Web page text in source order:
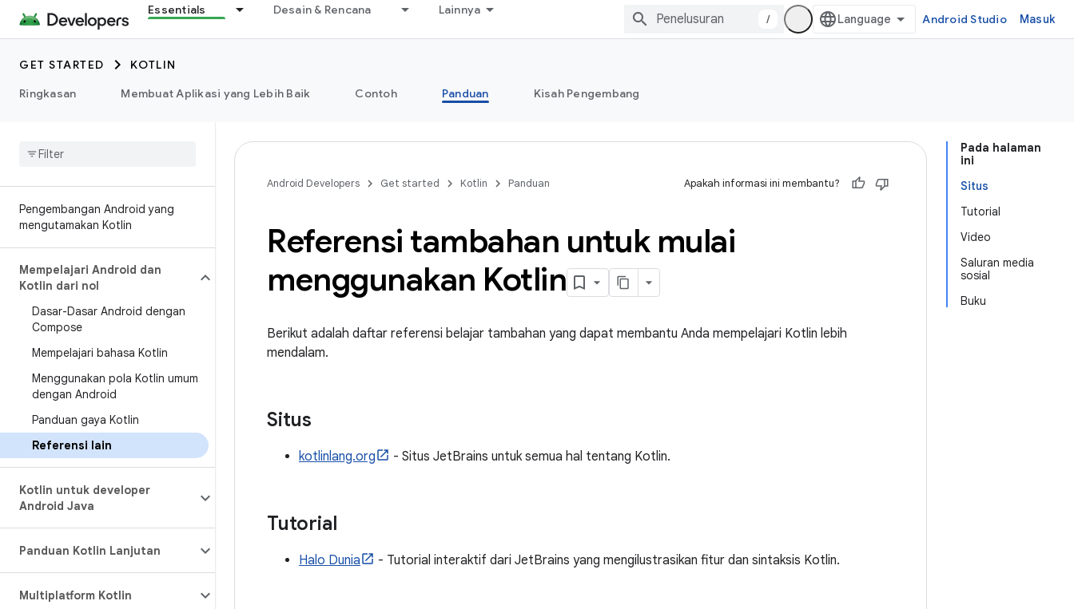
Essentials Desain & Rencana Lainnya
/ Android Studio Masuk
GET STARTED
KOTLIN
Ringkasan
Membuat Aplikasi yang Lebih Baik Contoh Panduan Kisah Pengembang
Pengembangan Android yang
mengutamakan Kotlin
Mempelajari Android dan
Kotlin dari nol
Dasar-Dasar Android dengan
Compose
Mempelajari bahasa Kotlin
Menggunakan pola Kotlin umum
dengan Android
Panduan gaya Kotlin
Referensi lain
Kotlin untuk developer
Android Java
Panduan Kotlin Lanjutan
Multiplatform Kotlin
Pada halaman
ini
Situs
Tutorial
Video
Saluran media
sosial
Buku
Android Developers Get started Kotlin Panduan Apakah informasi ini membantu?
Referensi tambahan untuk mulai
menggunakan Kotlin
Berikut adalah daftar referensi belajar tambahan yang dapat membantu Anda mempelajari Kotlin lebih
mendalam.
Situs
kotlinlang.org - Situs JetBrains untuk semua hal tentang Kotlin.
Tutorial
Halo Dunia - Tutorial interaktif dari JetBrains yang mengilustrasikan fitur dan sintaksis Kotlin.